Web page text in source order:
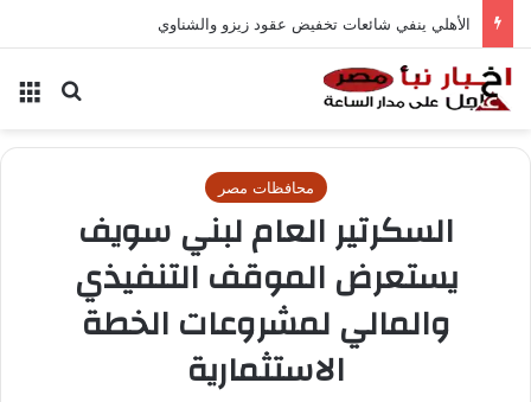
الأهلي ينفي شائعات تخفيض عقود زيزو والشناوي
بحث
محافظات مصر
السكرتير العام لبني سويف
يستعرض الموقف التنفيذي
والمالي لمشروعات الخطة
الاستثمارية